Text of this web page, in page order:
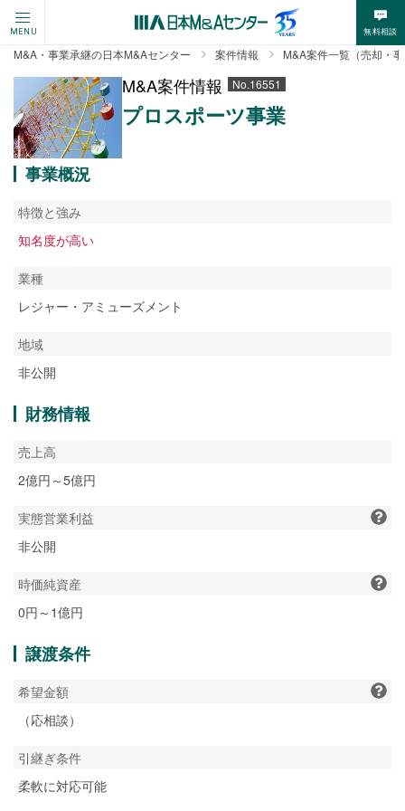
MENU 無料相談
M&A・事業承継の日本M&Aセンター 案件情報 M&A案件一覧（売却・
M&A案件情報 No.16551
プロスポーツ事業
事業概況
特徴と強み
知名度が高い
業種
レジャー・アミューズメント
地域
非公開
財務情報
売上高
2億円～5億円
実態営業利益
非公開
時価純資産
0円～1億円
譲渡条件
希望金額
（応相談）
引継ぎ条件
柔軟に対応可能